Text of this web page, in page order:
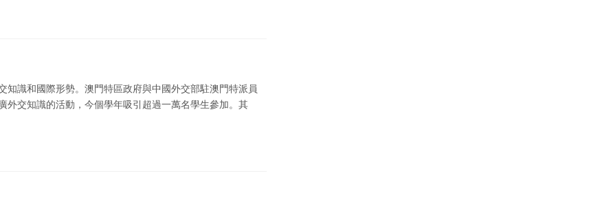
識和國際形勢。澳門特區政府與中國外交部駐澳門特派員
外交知識的活動，今個學年吸引超過一萬名學生參加。其